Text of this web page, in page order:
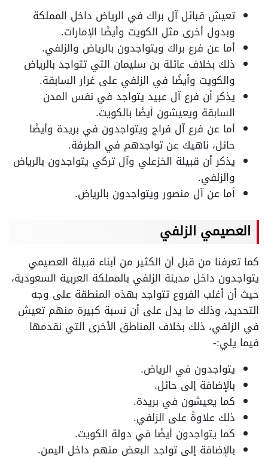
تعيش قبائل آل براك في الرياض داخل المملكة
وبدول أخرى مثل الكويت وأيضًا الإمارات.
أما عن فرع براك ويتواجدون بالرياض والزلفي.
ذلك بخلاف عائلة بن سليمان التي تتواجد بالرياض
والكويت وأيضًا في الزلفي على غرار السابقة.
يذكر أن فرع آل عبيد يتواجد في نفس المدن
السابقة ويعيشون أيضًا بالكويت.
أما عن فرع آل فراج ويتواجدون في بريدة وأيضًا
حائل، ناهيك عن تواجدهم في الطرفة.
يذكر أن قبيلة الخزعلي وآل تركي يتواجدون بالرياض
والزلفي.
أما عن آل منصور ويتواجدون بالرياض.
العصيمي الزلفي
كما تعرفنا من قبل أن الكثير من أبناء قبيلة العصيمي
يتواجدون داخل مدينة الزلفي بالمملكة العربية السعودية،
حيث أن أغلب الفروع تتواجد بهذه المنطقة على وجه
التحديد، وذلك ما يدل على أن نسبة كبيرة منهم تعيش
في الزلفي، ذلك بخلاف المناطق الأخرى التي نقدمها
فيما يلي:-
يتواجدون في الرياض.
بالإضافة إلى حائل.
كما يعيشون في بريدة.
ذلك علاوةً على الزلفي.
كما يتواجدون أيضًا في دولة الكويت.
بالإضافة إلى تواجد البعض منهم داخل اليمن.